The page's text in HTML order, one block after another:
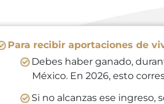
Para recibir aportaciones de
Debes haber ganado,
México. En 2026, esto
Si no alcanzas ese